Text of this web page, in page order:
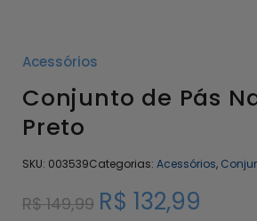
Acessórios
Conjunto de Pás
Preto
SKU: 003539Categorias: Acessórios,
R$149,99 R$ 132,99